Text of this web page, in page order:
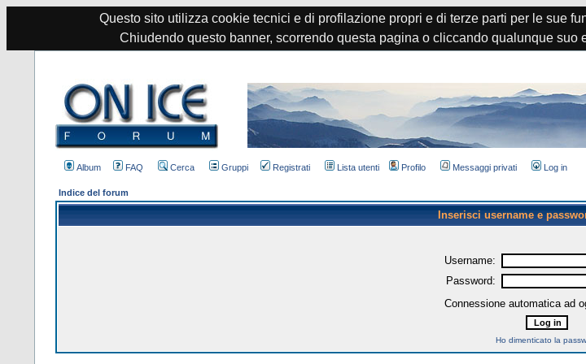
Questo sito utilizza cookie tecnici e di profilazione propri e di terze parti per le sue
Chiudendo questo banner, scorrendo questa pagina o cliccando qualunque suo
Album FAQ Cerca Gruppi Registrati Lista utenti Profilo Messaggi privati Log in
Indice del forum
Inserisci username e
Username:
Password:
Connessione automatica ad
Ho dimenticato la